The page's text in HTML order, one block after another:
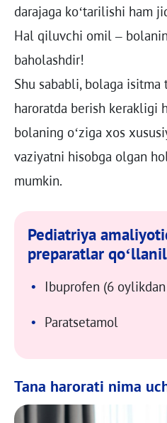
darajaga ko‘tarilishi ham
Hal qiluvchi omil –
baholashdir!
Shu sababli, bolaga
haroratda berish kerakligi
bolaning o‘ziga xos
vaziyatni hisobga olgan
mumkin.
Pediatriya
preparatlar
Ibuprofen (6
Paratsetamol
Tana harorati nima